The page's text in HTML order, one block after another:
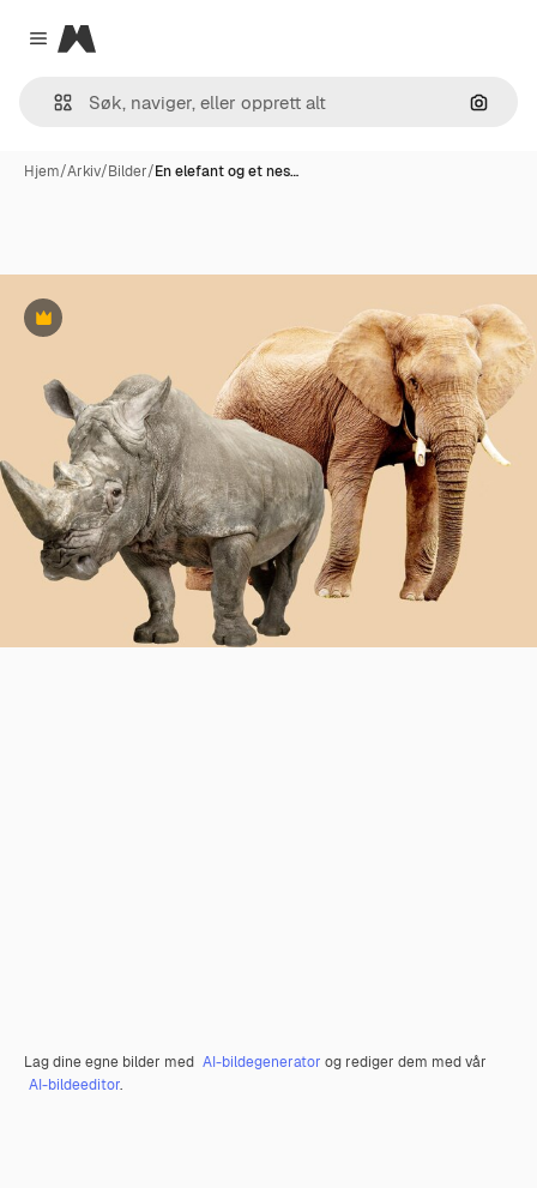
Close menu
Magnific
Søk
Hjem/Arkiv/Bilder/En elefant og et nes…
Premium
Lag dine egne bilder med AI-bildegenerator og rediger dem med vår
AI-bildeeditor.